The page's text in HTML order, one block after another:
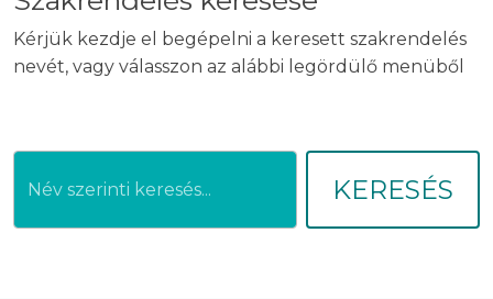
Kérjük kezdje el begépelni a keresett szakrendelés
nevét, vagy válasszon az alábbi legördülő menüből
KERESÉS